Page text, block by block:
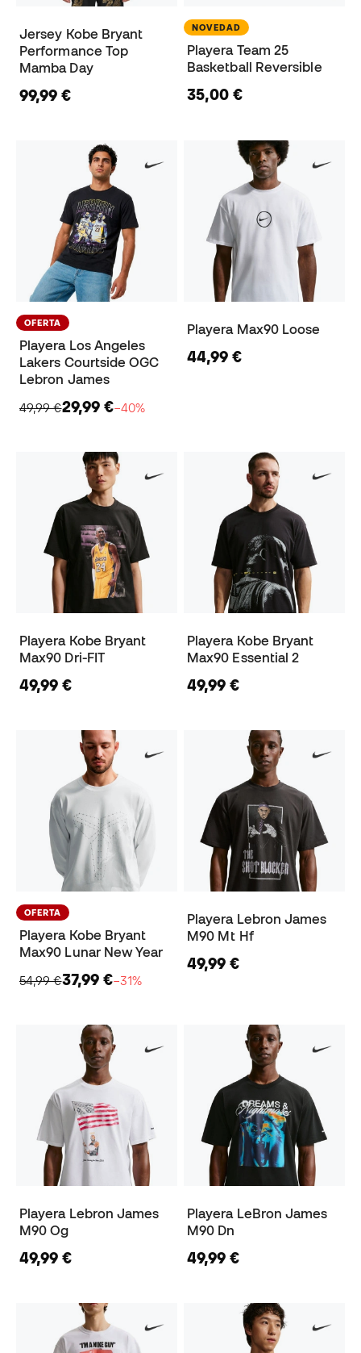
Jersey Kobe Bryant
Performance Top
Mamba Day
99,99 €
NOVEDAD
Playera Team 25
Basketball Reversible
35,00 €
OFERTA
Playera Los Angeles
Lakers Courtside OGC
Lebron James
49,99 €29,99 €−40%
Playera Max90 Loose
44,99 €
Playera Kobe Bryant
Max90 Dri-FIT
49,99 €
Playera Kobe Bryant
Max90 Essential 2
49,99 €
OFERTA
Playera Kobe Bryant
Max90 Lunar New Year
54,99 €37,99 €−31%
Playera Lebron James
M90 Mt Hf
49,99 €
Playera Lebron James
M90 Og
49,99 €
Playera LeBron James
M90 Dn
49,99 €